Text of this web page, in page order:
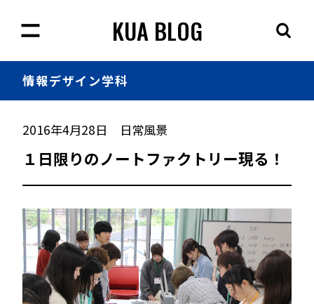
KUA BLOG
情報デザイン学科
2016年4月28日 日常風景
１日限りのノートファクトリー現る！